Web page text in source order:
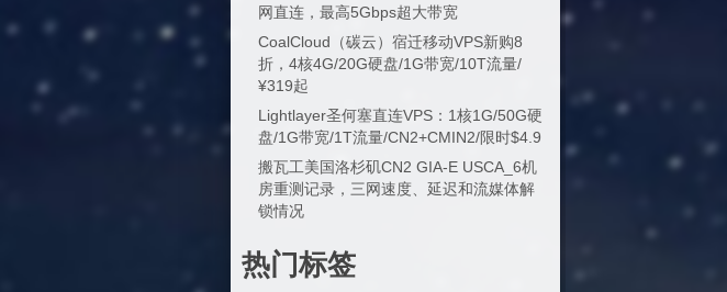
网直连，最高5Gbps超大带宽
CoalCloud（碳云）宿迁移动VPS新购8
折，4核4G/20G硬盘/1G带宽/10T流量/
¥319起
Lightlayer圣何塞直连VPS：1核1G/50G硬
盘/1G带宽/1T流量/CN2+CMIN2/限时$4.9
搬瓦工美国洛杉矶CN2 GIA-E USCA_6机
房重测记录，三网速度、延迟和流媒体解
锁情况
热门标签